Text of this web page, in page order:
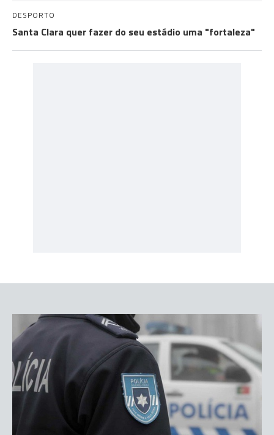
DESPORTO
Santa Clara quer fazer do seu estádio uma "fortaleza"